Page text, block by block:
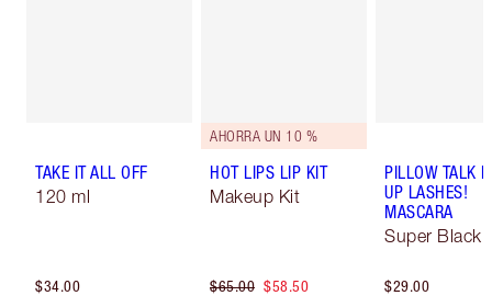
TAKE IT ALL OFF
120 ml
$34.00
AHORRA UN 10 %
HOT LIPS LIP KIT
Makeup Kit
$65.00 $58.50
PILLOW TALK
UP LASHES!
MASCARA
Super Black
$29.00